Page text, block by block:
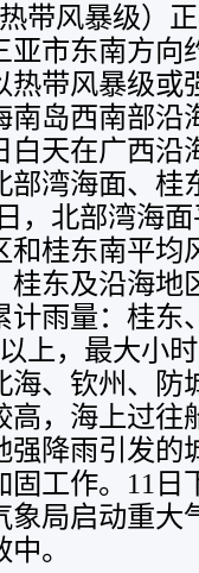
带风暴级）
亚市东南方向
热带风暴级
南岛西南部沿
白天在广西沿
部湾海面、桂
，北部湾海
和桂东南平均
桂东及沿海地
雨量：桂东
上，最大小
海、钦州、防
高，海上过往
强降雨引发的
固工作。11日
象局启动重
。